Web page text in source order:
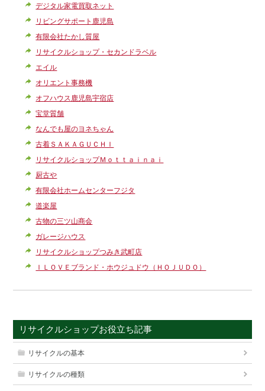
デジタル家電買取ネット
リビングサポート鹿児島
有限会社たかし質屋
リサイクルショップ・セカンドラベル
エイル
オリエント事務機
オフハウス鹿児島宇宿店
宝堂質舗
なんでも屋のヨネちゃん
古着ＳＡＫＡＧＵＣＨＩ
リサイクルショップＭｏｔｔａｉｎａｉ
厨古や
有限会社ホームセンターフジタ
道楽屋
古物の三ツ山商会
ガレージハウス
リサイクルショップつみき武町店
ＩＬＯＶＥブランド・ホウジュドウ（ＨＯＪＵＤＯ）
リサイクルショップお役立ち記事
リサイクルの基本
リサイクルの種類